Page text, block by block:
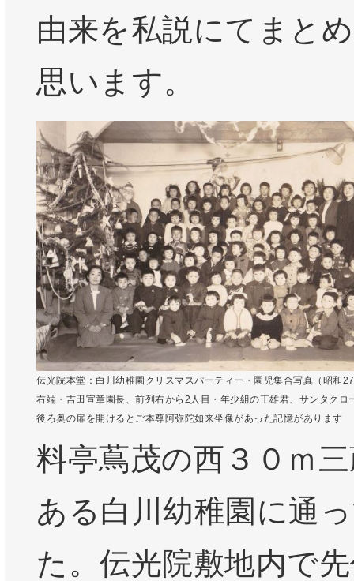
由来を私説にてまと
思います。
伝光院本堂：白川幼稚園クリスマスパーティー・園児集合写真（昭和
右端・吉田宣章園長、前列右から2人目・年少組の正雄君、サンタクロ
後ろ奥の扉を開けるとご本尊阿弥陀如来坐像があった記憶があります
料亭蔦茂の西３０ｍ
ある白川幼稚園に通
た。伝光院敷地内で